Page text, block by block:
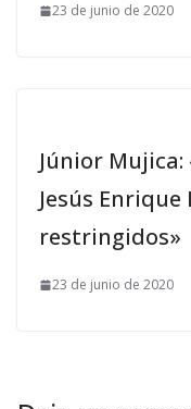
23 de junio de 2020
Júnior
Jesús
restringidos»
23 de junio de 2020